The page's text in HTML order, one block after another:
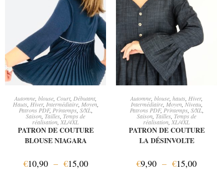
CHOIX DES OPTIONS
Automne blouse Court Débutant
Hauts, Hiver, Intermédiaire, Moyen,
Patrons PDF, Printemps,S/XL,
Saison Tailles Temps de
réalisation ,XL/4XL
PATRON DE COUTURE
BLOUSE NIAGARA
€10,90 – €15,00
CHOIX DES OPTIONS
Automne blouse hauts Hiver,
Intermédiaire, Moyen, Niveau,
Patrons PDF,Printemps, S/XL,
Saison Tailles Temps de
réalisation ,XL/4XL
PATRON DE COUTURE
LA DÉSINVOLTE
€9,90 – €15,00